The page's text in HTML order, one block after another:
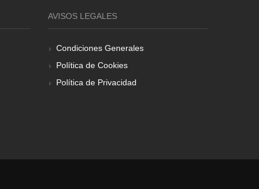
AVISOS LEGALES
Condiciones Generales
Política de Cookies
Política de Privacidad